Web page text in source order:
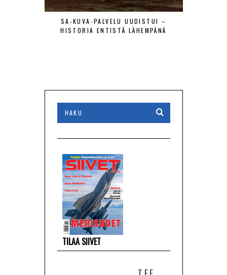
SA-KUVA-PALVELU UUDISTUI –
HISTORIA ENTISTÄ LÄHEMPÄNÄ
TILAA SIIVET